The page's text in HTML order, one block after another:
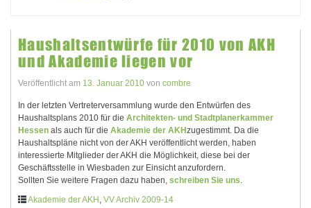
Haushaltsentwürfe für 2010 von AKH
und Akademie liegen vor
Veröffentlicht am 13. Januar 2010 von combre
In der letzten Vertreterversammlung wurde den Entwürfen des
Haushaltsplans 2010 für die Architekten- und Stadtplanerkammer
Hessen als auch für die Akademie der AKH zugestimmt. Da die
Haushaltspläne nicht von der AKH veröffentlicht werden, haben
interessierte Mitglieder der AKH die Möglichkeit, diese bei der
Geschäftsstelle in Wiesbaden zur Einsicht anzufordern.
Sollten Sie weitere Fragen dazu haben, schreiben Sie uns.
Akademie der AKH , VV Archiv 2009-14